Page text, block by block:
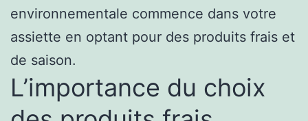
environnementale commence dans votre
assiette en optant pour des produits frais et
de saison.
L’importance du choix